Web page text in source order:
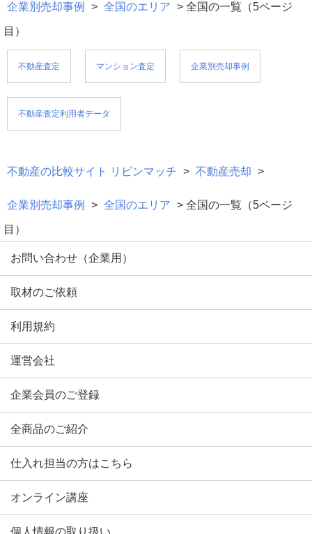
企業別売却事例 > 全国のエリア > 全国の一覧（5ページ
目）
不動産査定 マンション査定 企業別売却事例
不動産査定利用者データ
不動産の比較サイト リビンマッチ > 不動産売却 >
企業別売却事例 > 全国のエリア > 全国の一覧（5ページ
目）
お問い合わせ（企業用）
取材のご依頼
利用規約
運営会社
企業会員のご登録
全商品のご紹介
仕入れ担当の方はこちら
オンライン講座
個人情報の取り扱い